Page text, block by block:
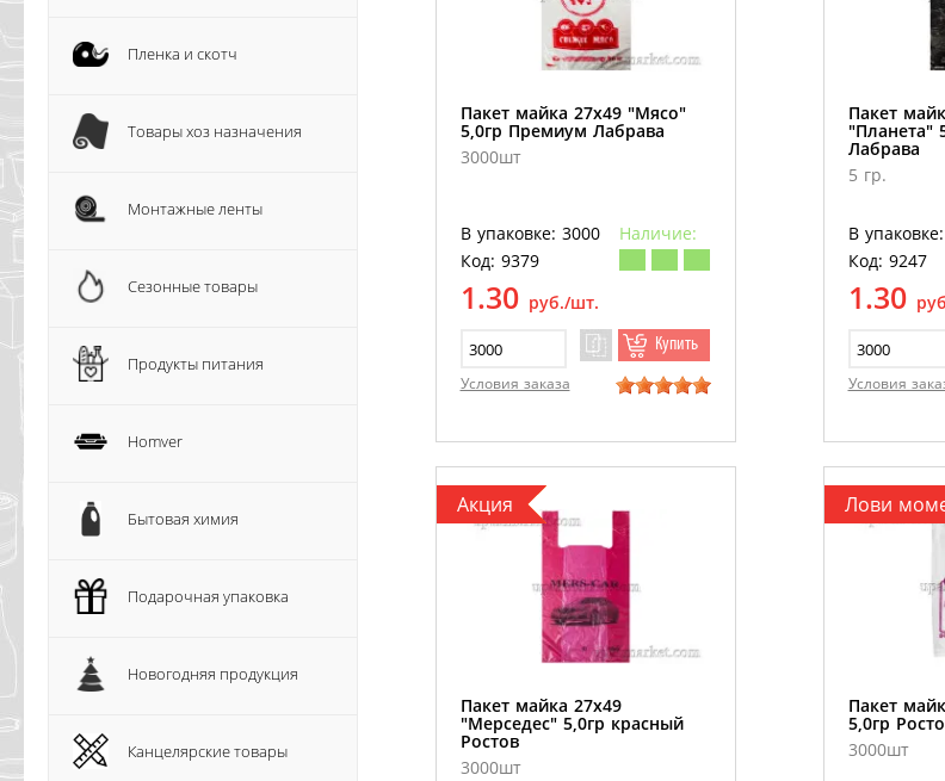
Пленка и скотч
Товары хоз назначения
Монтажные ленты
Сезонные товары
Продукты питания
Homver
Бытовая химия
Подарочная упаковка
Новогодняя продукция
Канцелярские товары
Пакет майка 27х49 "Мясо"
5,0гр Премиум Лабрава
3000шт
В упаковке: 3000
Наличие:
Код: 9379
1.30 руб./шт.
Купить
Условия заказа
Пакет
"Планета"
Лабрава
5 гр.
В
Код: 9247
1.30
Условия
Акция
Пакет майка 27х49
"Мерседес" 5,0гр красный
Ростов
3000шт
Лови
Пакет
5,0гр
3000шт